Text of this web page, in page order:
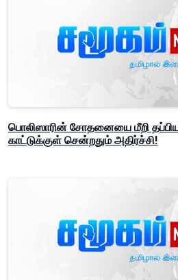
பொலிஸாரின் சோதனையை மீறி தப்பிய
காட்டுக்குள் சென்றதும் அதிர்ச்சி!